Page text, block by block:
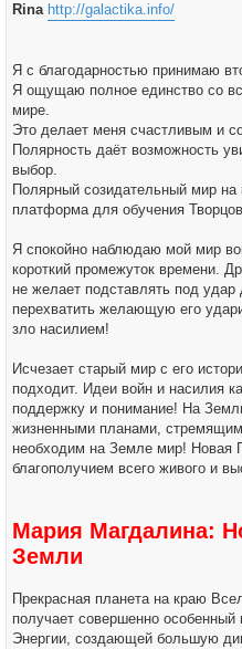
Rina http://galactika.info/
Я с благодарностью принимаю
Я ощущаю полное единство со
мире.
Это делает меня счастливым и
Полярность даёт возможность
выбор.
Полярный созидательный мир на
платформа для обучения
Я спокойно наблюдаю мой мир
короткий промежуток времени.
не желает подставлять под
перехватить желающую его
зло насилием!
Исчезает старый мир с его
подходит. Идеи войн и насилия
поддержку и понимание! На
жизненными планами,
необходим на Земле мир! Новая
благополучием всего живого и
Мария Магдалина:
Земли
Прекрасная планета на краю
получает совершенно
Энергии, создающей большую